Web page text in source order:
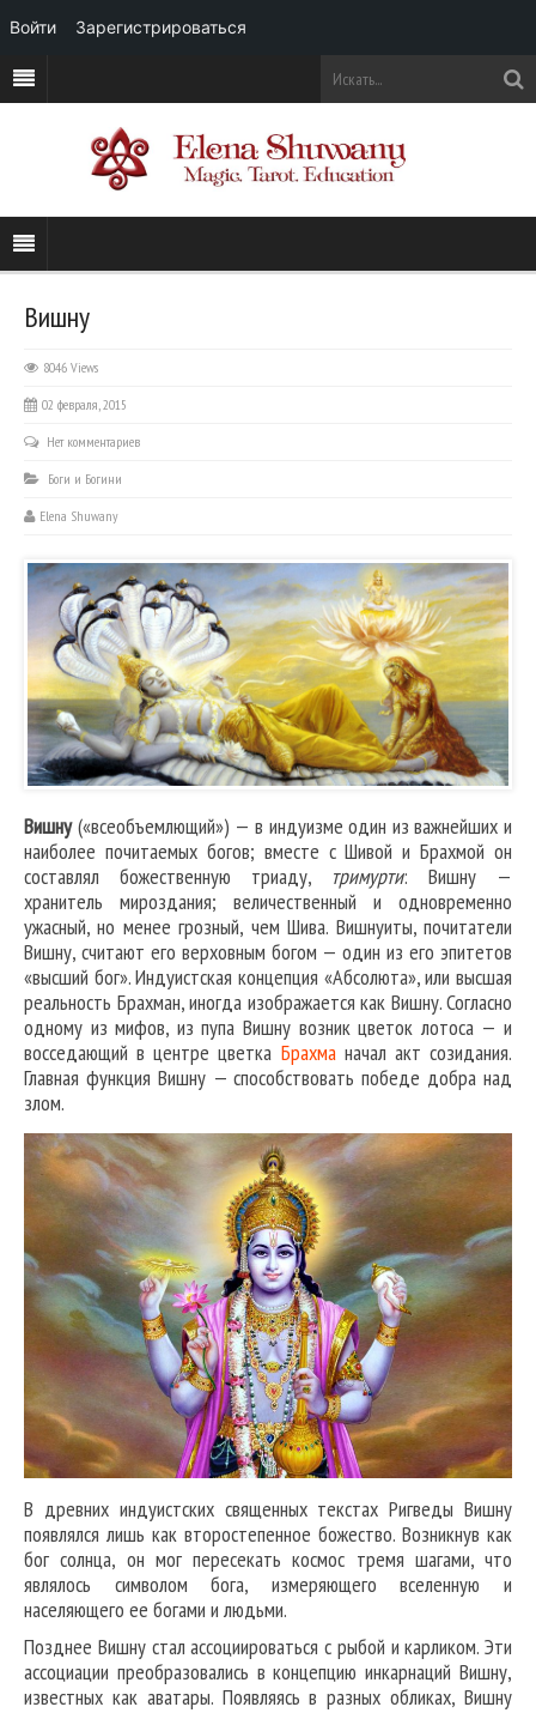
Вишну
8046 Views
02 февраля, 2015
Нет комментариев
Боги и Богини
Elena Shuwany
Вишну(«всеобъемлющий») — в индуизме один из важнейших и
наиболее почитаемых богов; вместе с Шивой и Брахмой он
составлял божественную триаду, тримурти: Вишну —
хранитель мироздания; величественный и одновременно
ужасный, но менее грозный, чем Шива. Вишнуиты, почитатели
Вишну, считают его верховным богом — один из его эпитетов
«высший бог». Индуистская концепция «Абсолюта», или высшая
реальность Брахман, иногда изображается как Вишну. Согласно
одному из мифов, из пупа Вишну возник цветок лотоса — и
восседающий в центре цветка Брахма начал акт созидания.
Главная функция Вишну — способствовать победе добра над
злом.
В древних индуистских священных текстах Ригведы Вишну
появлялся лишь как второстепенное божество. Возникнув как
бог солнца, он мог пересекать космос тремя шагами, что
являлось символом бога, измеряющего вселенную и
населяющего ее богами и людьми.
Позднее Вишну стал ассоциироваться с рыбой и карликом. Эти
ассоциации преобразовались в концепцию инкарнаций Вишну,
известных как аватары. Появляясь в разных обликах, Вишну
Войти Зарегистрироваться